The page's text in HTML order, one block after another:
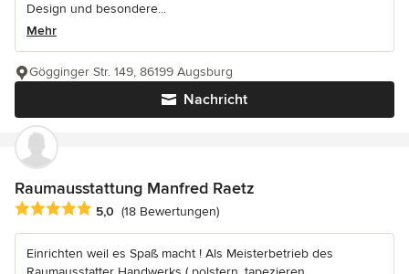
Design und besondere...
Mehr
Nachricht
Gögginger Str. 149, 86199 Augsburg
Raumausstattung Manfred Raetz
Durchschnittliche Bewertung: 5 von 5 Sternen
5,0 (18 Bewertungen)
Einrichten weil es Spaß macht ! Als Meisterbetrieb des